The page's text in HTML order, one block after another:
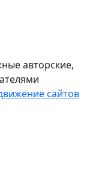
авторские,
сайтов